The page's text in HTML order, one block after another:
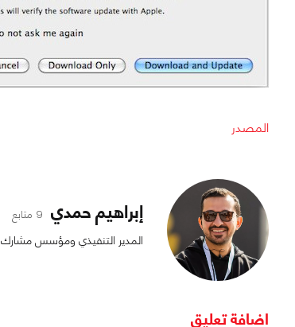
المصدر
إبراهيم حمدي 9 متابع
المدير التنفيذي ومؤسس مشارك
اضافة تعليق